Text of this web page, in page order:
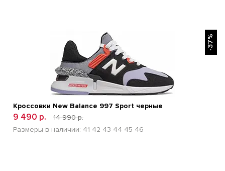
-37%
Кроссовки New Balance 997 Sport черные
9 490 р.
14 990 р.
Размеры в наличии: 41 42 43 44 45 46